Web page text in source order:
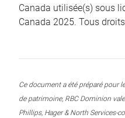
Canada utilisée(s) sous
Canada 2025. Tous
Ce document a été préparé pour
de patrimoine, RBC Dominion
Phillips, Hager & North Services-